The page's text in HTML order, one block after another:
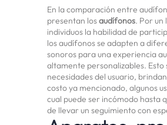
En la comparación entre
presentan losaudífonos. Por un
individuos la habilidad de
los audífonos se adapten a
sonoros para una experiencia
altamente personalizables.
necesidades del usuario,
costo ya mencionado, algunos
cual puede ser incómodo hasta
de llevar un seguimiento con